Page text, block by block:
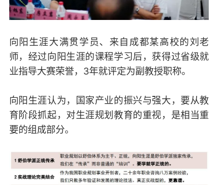
向阳生涯大满贯学员、来自成都某高校的刘老
师，经过向阳生涯的课程学习后，获得过省级就
业指导大赛荣誉，3年就评定为副教授职称。
向阳生涯认为，国家产业的振兴与强大，要从教
育阶段抓起，对生涯规划教育的重视，是相当重
要的组成部分。